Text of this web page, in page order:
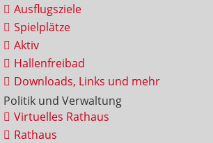
Ausflugsziele
Spielplätze
Aktiv
Hallenfreibad
Downloads, Links und mehr
Politik und Verwaltung
Virtuelles Rathaus
Rathaus